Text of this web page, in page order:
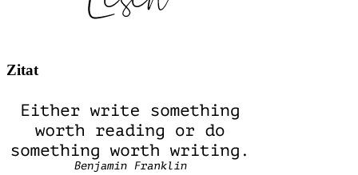
Zitat